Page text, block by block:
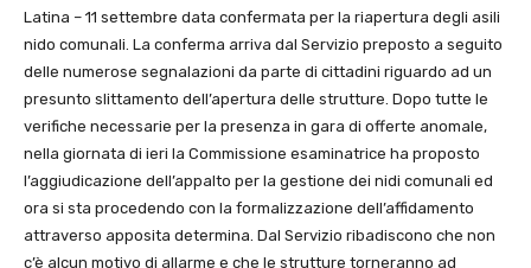
Latina – 11 settembre data confermata per la riapertura degli asili
nido comunali. La conferma arriva dal Servizio preposto a seguito
delle numerose segnalazioni da parte di cittadini riguardo ad un
presunto slittamento dell’apertura delle strutture. Dopo tutte le
verifiche necessarie per la presenza in gara di offerte anomale,
nella giornata di ieri la Commissione esaminatrice ha proposto
l’aggiudicazione dell’appalto per la gestione dei nidi comunali ed
ora si sta procedendo con la formalizzazione dell’affidamento
attraverso apposita determina. Dal Servizio ribadiscono che non
c’è alcun motivo di allarme e che le strutture torneranno ad